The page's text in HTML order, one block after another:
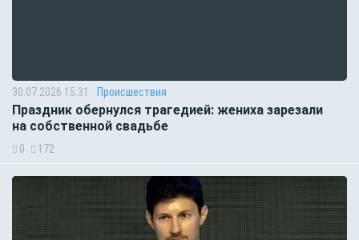
30.07.2026 15:31 Происшествия
Праздник обернулся трагедией: жениха зарезали
на собственной свадьбе
0 172